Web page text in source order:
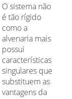
O sistema não
é tão rígido
como a
alvenaria mais
possui
características
singulares que
substituem as
vantagens da